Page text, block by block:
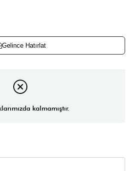
Gelince Hatırlat
kalmamıştır.